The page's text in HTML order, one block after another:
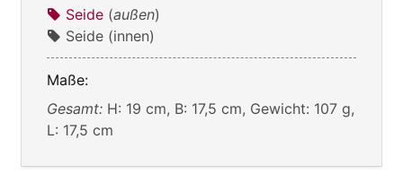
Seide (außen)
Seide (innen)
Maße:
Gesamt: H: 19 cm, B: 17,5 cm, Gewicht: 107 g,
L: 17,5 cm